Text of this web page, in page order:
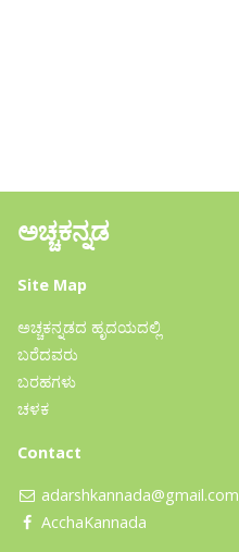
ಅಚ್ಚಕನ್ನಡ
Site Map
ಅಚ್ಚಕನ್ನಡದ ಹೃದಯದಲ್ಲಿ
ಬರೆದವರು
ಬರಹಗಳು
ಚಳಕ
Contact
adarshkannada@gmail.com
AcchaKannada